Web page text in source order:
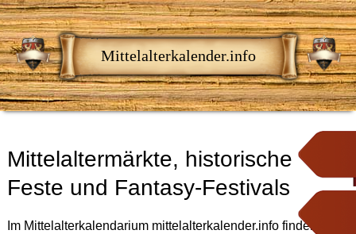
Mittelalterkalender.info
Mittelaltermärkte, historische
Feste und Fantasy-Festivals
Im Mittelalterkalendarium mittelalterkalender.info finden Sie